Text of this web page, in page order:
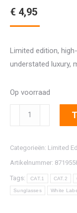
€ 4,95
Limited edition,
understated luxury,
Op voorraad
aantal
Categorieën: Limited
Artikelnummer:
Tags: CAT.1 CAT.2
Sunglasses White